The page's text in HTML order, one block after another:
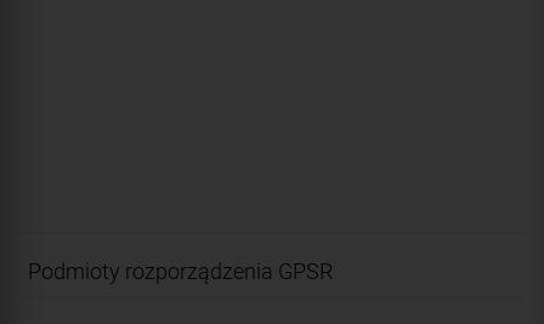
Podmioty rozporządzenia GPSR